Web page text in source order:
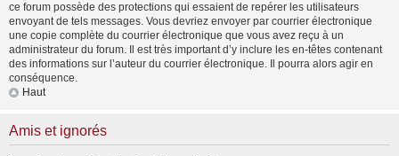
ce forum possède des protections qui essaient de repérer les utilisateurs
envoyant de tels messages. Vous devriez envoyer par courrier électronique
une copie complète du courrier électronique que vous avez reçu à un
administrateur du forum. Il est très important d’y inclure les en-têtes contenant
des informations sur l’auteur du courrier électronique. Il pourra alors agir en
conséquence.
Haut
Amis et ignorés